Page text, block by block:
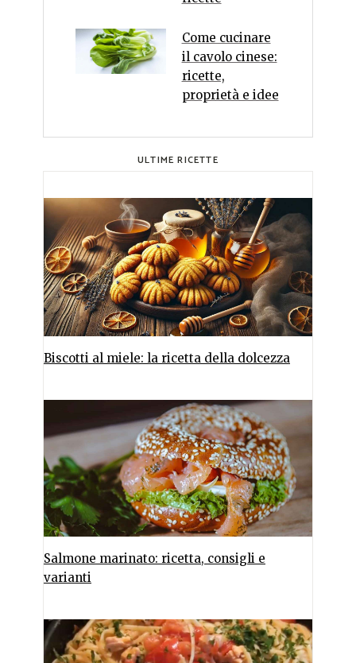
Come cucinare
il cavolo cinese:
ricette,
proprietà e idee
ULTIME RICETTE
Biscotti al miele: la ricetta della dolcezza
Salmone marinato: ricetta, consigli e
varianti